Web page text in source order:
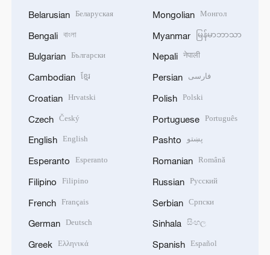
Belarusian Беларуская
Bengali বাংলা
Bulgarian Български
Cambodian ខ្មែរ
Croatian Hrvatski
Czech Český
English English
Esperanto Esperanto
Filipino Filipino
French Français
German Deutsch
Greek Ελληνικά
Mongolian Монгол
Myanmar မြန်မာဘာသာ
Nepali नेपाली
Persian فارسی
Polish Polski
Portuguese Português
Pashto پښتو
Romanian Română
Russian Русский
Serbian Српски
Sinhala සිංහල
Spanish Español